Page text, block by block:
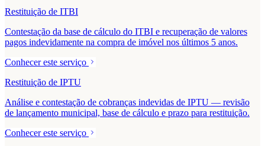
Restituição de ITBI
Contestação da base de cálculo do ITBI e recuperação de valores
pagos indevidamente na compra de imóvel nos últimos 5 anos.
Conhecer este serviço
Restituição de IPTU
Análise e contestação de cobranças indevidas de IPTU — revisão
de lançamento municipal, base de cálculo e prazo para restituição.
Conhecer este serviço